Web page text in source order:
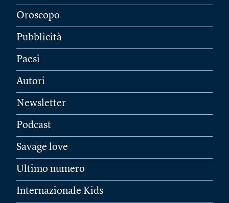
Oroscopo
Pubblicità
Paesi
Autori
Newsletter
Podcast
Savage love
Ultimo numero
Internazionale Kids